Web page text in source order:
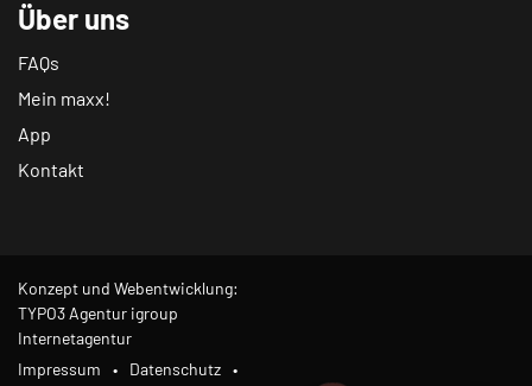
Über uns
FAQs
Mein maxx!
App
Kontakt
Konzept und Webentwicklung:
TYPO3 Agentur igroup
Internetagentur
Impressum
Datenschutz